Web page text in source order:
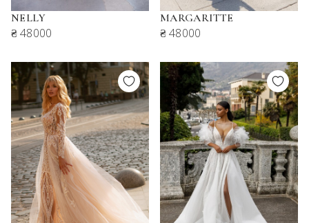
NELLY
₴ 48000
MARGARITTE
₴ 48000